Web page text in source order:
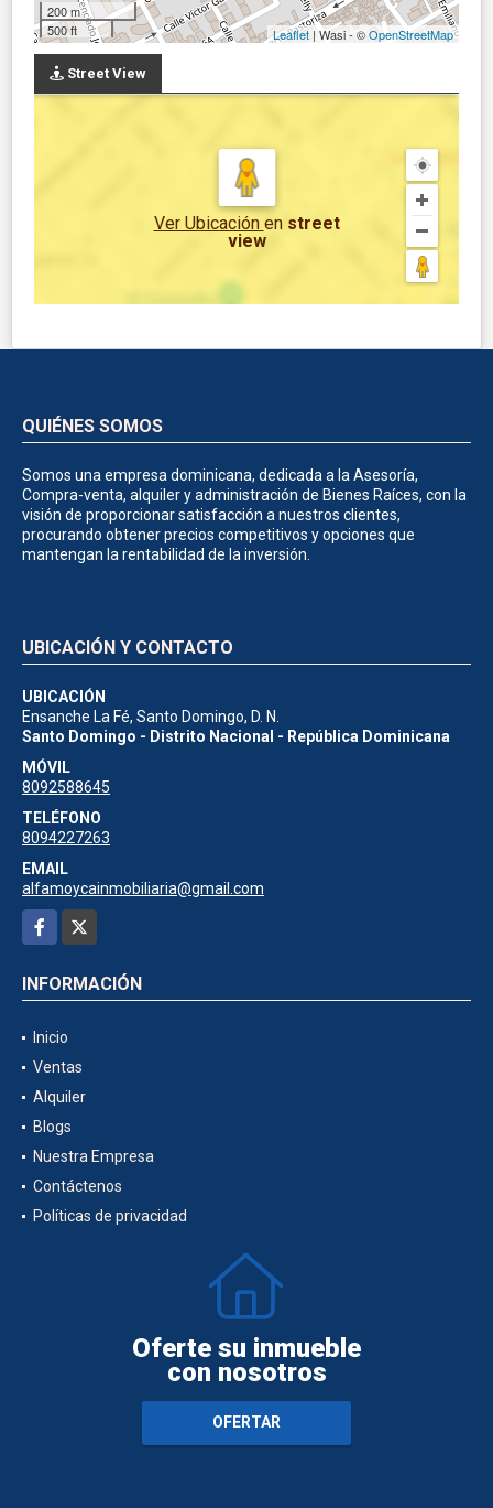
200 m
500 ft
Leaflet | Wasi - ©OpenStreetMap
Street View
Ver Ubicación en street
view
QUIÉNES SOMOS
Somos una empresa dominicana, dedicada a la Asesoría,
Compra-venta, alquiler y administración de Bienes Raíces, con la
visión de proporcionar satisfacción a nuestros clientes,
procurando obtener precios competitivos y opciones que
mantengan la rentabilidad de la inversión.
UBICACIÓN Y CONTACTO
UBICACIÓN
Ensanche La Fé, Santo Domingo, D. N.
Santo Domingo - Distrito Nacional - República Dominicana
MÓVIL
8092588645
TELÉFONO
8094227263
EMAIL
alfamoycainmobiliaria@gmail.com
Facebook
INFORMACIÓN
Inicio
Ventas
Alquiler
Blogs
Nuestra Empresa
Contáctenos
Políticas de privacidad
Oferte su inmueble
con nosotros
OFERTAR